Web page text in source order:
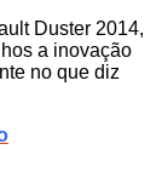
Duster 2014,
a inovação
no que diz